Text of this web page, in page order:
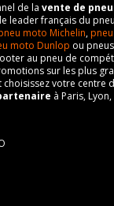
de la vente de
leader français du
moto Michelin,
moto Dunlop ou
au pneu de
sur les plus
votre centre
à Paris,